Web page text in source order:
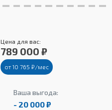
Цена для вас:
789 000 ₽
от 10 765 ₽/мес
Ваша выгода:
- 20 000 ₽